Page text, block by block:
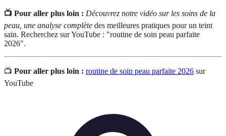
📺 Pour aller plus loin : Découvrez notre vidéo sur les soins de la
peau, une analyse complète des meilleures pratiques pour un teint
sain. Recherchez sur YouTube : "routine de soin peau parfaite
2026".
📺 Pour aller plus loin : routine de soin peau parfaite 2026 sur
YouTube